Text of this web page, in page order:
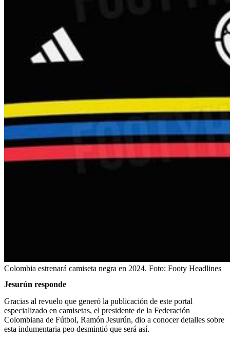
Colombia estrenará camiseta negra en 2024. Foto: Footy Headlines
Jesurún responde
Gracias al revuelo que generó la publicación de este portal
especializado en camisetas, el presidente de la Federación
Colombiana de Fútbol, Ramón Jesurún, dio a conocer detalles sobre
esta indumentaria peo desmintió que será así.